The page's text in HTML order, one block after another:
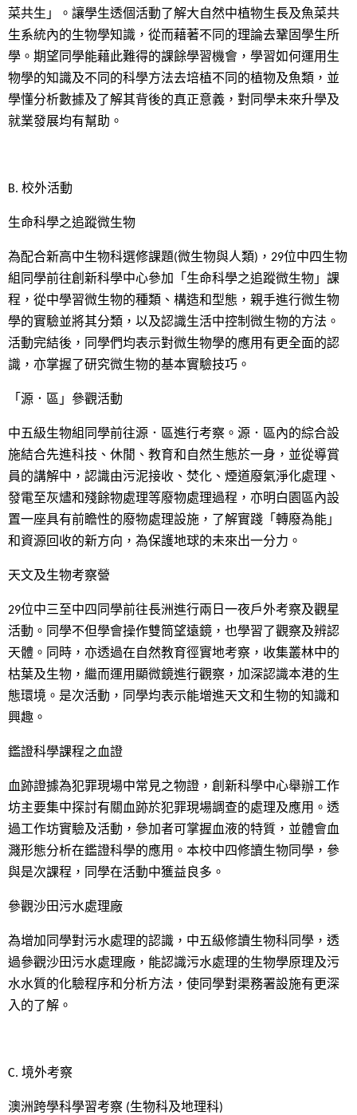
菜共生」。讓學生透個活動了解大自然中植物生長及魚菜共
生系統內的生物學知識，從而藉著不同的理論去鞏固學生所
學。期望同學能藉此難得的課餘學習機會，學習如何運用生
物學的知識及不同的科學方法去培植不同的植物及魚類，並
學懂分析數據及了解其背後的真正意義，對同學未來升學及
就業發展均有幫助。
B. 校外活動
生命科學之追蹤微生物
為配合新高中生物科選修課題(微生物與人類)，29位中四生物
組同學前往創新科學中心參加「生命科學之追蹤微生物」課
程，從中學習微生物的種類、構造和型態，親手進行微生物
學的實驗並將其分類，以及認識生活中控制微生物的方法。
活動完結後，同學們均表示對微生物學的應用有更全面的認
識，亦掌握了研究微生物的基本實驗技巧。
「源．區」參觀活動
中五級生物組同學前往源．區進行考察。源．區內的綜合設
施結合先進科技、休閒、教育和自然生態於一身，並從導賞
員的講解中，認識由污泥接收、焚化、煙道廢氣淨化處理、
發電至灰燼和殘餘物處理等廢物處理過程，亦明白園區內設
置一座具有前瞻性的廢物處理設施，了解實踐「轉廢為能」
和資源回收的新方向，為保護地球的未來出一分力。
天文及生物考察營
29位中三至中四同學前往長洲進行兩日一夜戶外考察及觀星
活動。同學不但學會操作雙筒望遠鏡，也學習了觀察及辨認
天體。同時，亦透過在自然教育徑實地考察，收集叢林中的
枯葉及生物，繼而運用顯微鏡進行觀察，加深認識本港的生
態環境。是次活動，同學均表示能增進天文和生物的知識和
興趣。
鑑證科學課程之血證
血跡證據為犯罪現場中常見之物證，創新科學中心舉辦工作
坊主要集中探討有關血跡於犯罪現場調查的處理及應用。透
過工作坊實驗及活動，參加者可掌握血液的特質，並體會血
濺形態分析在鑑證科學的應用。本校中四修讀生物同學，參
與是次課程，同學在活動中獲益良多。
參觀沙田污水處理廠
為增加同學對污水處理的認識，中五級修讀生物科同學，透
過參觀沙田污水處理廠，能認識污水處理的生物學原理及污
水水質的化驗程序和分析方法，使同學對渠務署設施有更深
入的了解。
C. 境外考察
澳洲跨學科學習考察 (生物科及地理科)